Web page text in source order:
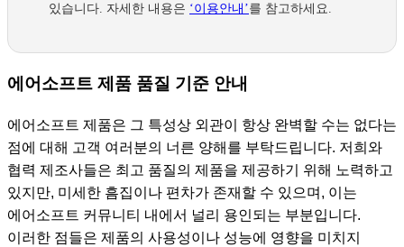
있습니다. 자세한 내용은 ‘이용안내’를 참고하세요.
에어소프트 제품 품질 기준 안내
에어소프트 제품은 그 특성상 외관이 항상 완벽할 수는 없다는
점에 대해 고객 여러분의 너른 양해를 부탁드립니다. 저희와
협력 제조사들은 최고 품질의 제품을 제공하기 위해 노력하고
있지만, 미세한 흠집이나 편차가 존재할 수 있으며, 이는
에어소프트 커뮤니티 내에서 널리 용인되는 부분입니다.
이러한 점들은 제품의 사용성이나 성능에 영향을 미치지